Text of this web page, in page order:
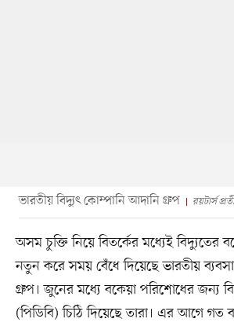
ভারতীয় বিদ্যুৎ কোম্পানি আদানি গ্রুপ রয়টার্স
অসম চুক্তি নিয়ে বিতর্কের মধ্যেই বিদ্যুতের
নতুন করে সময় বেঁধে দিয়েছে ভারতীয়
গ্রুপ। জুনের মধ্যে বকেয়া পরিশোধের জন্য
(পিডিবি) চিঠি দিয়েছে তারা। এর আগে গত